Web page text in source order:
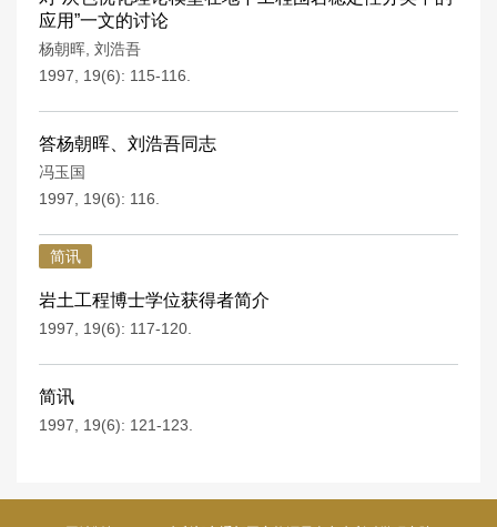
应用”一文的讨论
杨朝晖 刘浩吾
1997, 19(6): 115-116.
答杨朝晖、刘浩吾同志
冯玉国
1997, 19(6): 116.
简讯
岩土工程博士学位获得者简介
1997, 19(6): 117-120.
简讯
1997, 19(6): 121-123.